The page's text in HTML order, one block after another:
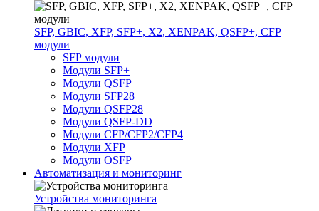
SFP, GBIC, XFP, SFP+, X2, XENPAK, QSFP+, CFP
модули
SFP модули
Модули SFP+
Модули QSFP+
Модули SFP28
Модули QSFP28
Модули QSFP-DD
Модули CFP/CFP2/CFP4
Модули XFP
Модули OSFP
Автоматизация и мониторинг
Устройства мониторинга